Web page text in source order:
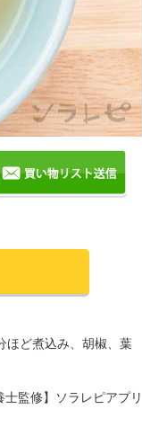
ほど煮込み、胡椒、葉
士監修】ソラレピアプリ